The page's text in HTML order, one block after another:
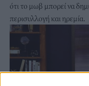
ότι το μωβ μπορεί να
περισυλλογή και ηρεμία.